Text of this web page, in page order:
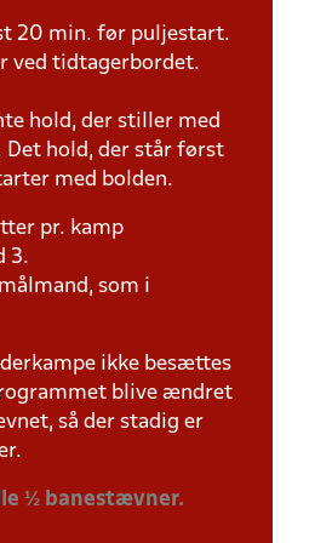
20 min. før puljestart.
ved tidtagerbordet.
hold, der stiller med
Det hold, der står først
med bolden.
pr. kamp
3.
som i
ikke besættes
blive ændret
så der stadig er
½ banestævner.